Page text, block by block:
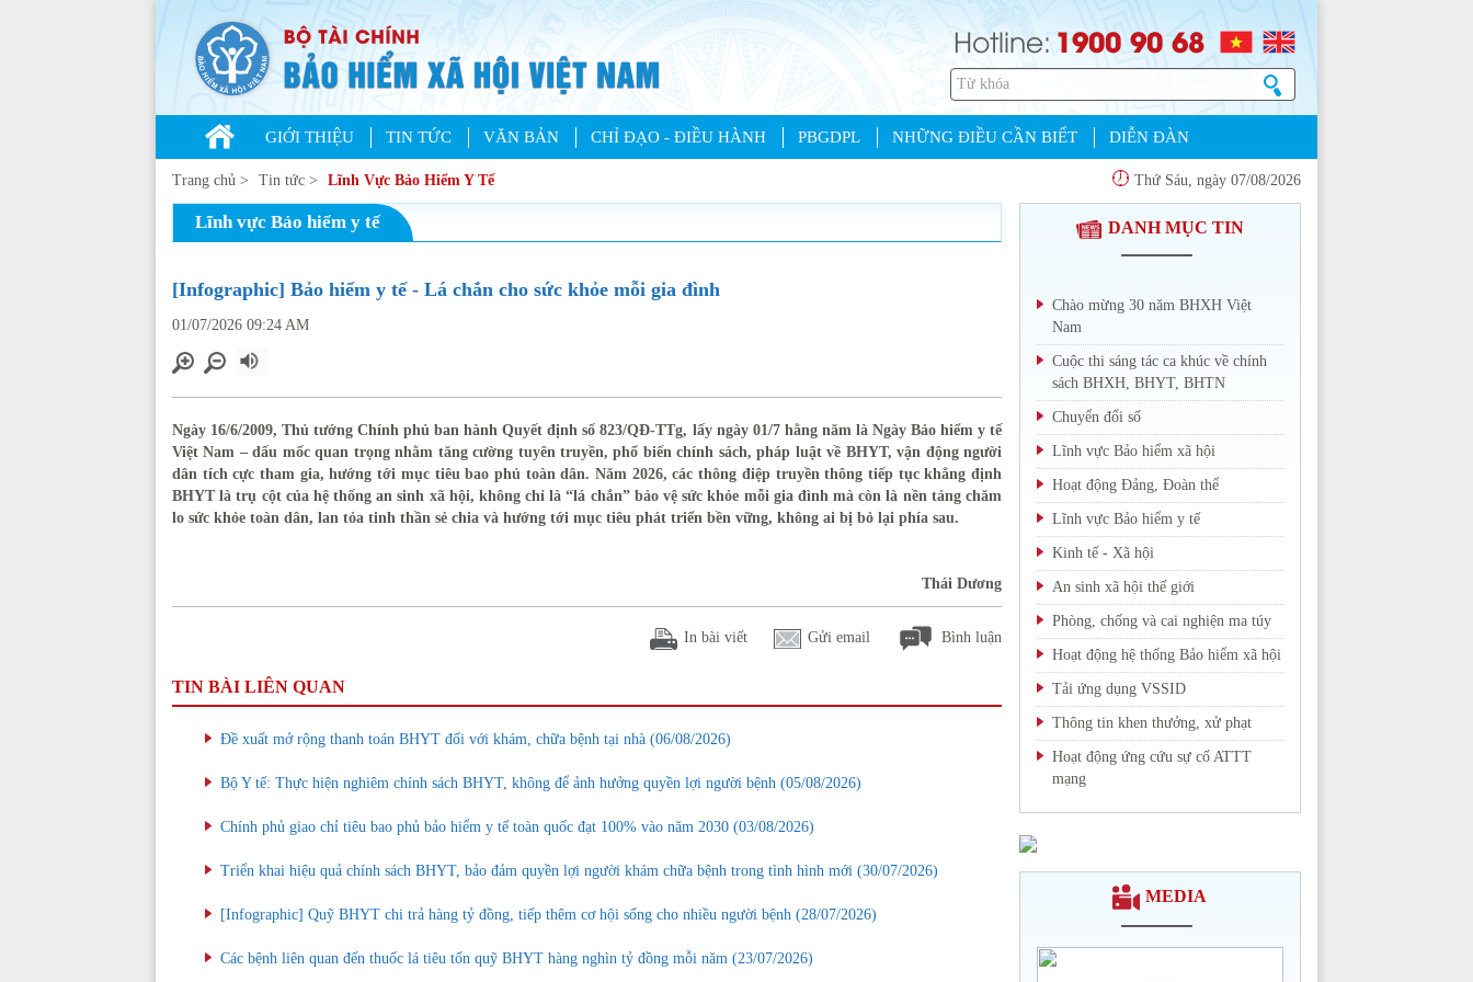
Hotline:1900 90 68
GIỚI THIỆU TIN TỨC VĂN BẢN CHỈ ĐẠO - ĐIỀU HÀNH PBGDPL NHỮNG ĐIỀU CẦN BIẾT DIỄN ĐÀN
Trang chủ > Tin tức > Lĩnh Vực Bảo Hiểm Y Tế Thứ Sáu, ngày 07/08/2026
Lĩnh vực Bảo hiểm y tế
[Infographic] Bảo hiểm y tế - Lá chắn cho sức khỏe mỗi gia đình
01/07/2026 09:24 AM
Ngày 16/6/2009, Thủ tướng Chính phủ ban hành Quyết định số 823/QĐ-TTg, lấy ngày 01/7 hằng năm là Ngày Bảo hiểm y tế
Việt Nam – dấu mốc quan trọng nhằm tăng cường tuyên truyền, phổ biến chính sách, pháp luật về BHYT, vận động người
dân tích cực tham gia, hướng tới mục tiêu bao phủ toàn dân. Năm 2026, các thông điệp truyền thông tiếp tục khẳng định
BHYT là trụ cột của hệ thống an sinh xã hội, không chỉ là “lá chắn” bảo vệ sức khỏe mỗi gia đình mà còn là nền tảng chăm
lo sức khỏe toàn dân, lan tỏa tinh thần sẻ chia và hướng tới mục tiêu phát triển bền vững, không ai bị bỏ lại phía sau.
Thái Dương
In bài viết Gửi email Bình luận
TIN BÀI LIÊN QUAN
Đề xuất mở rộng thanh toán BHYT đối với khám, chữa bệnh tại nhà (06/08/2026)
Bộ Y tế: Thực hiện nghiêm chính sách BHYT, không để ảnh hưởng quyền lợi người bệnh (05/08/2026)
Chính phủ giao chỉ tiêu bao phủ bảo hiểm y tế toàn quốc đạt 100% vào năm 2030 (03/08/2026)
Triển khai hiệu quả chính sách BHYT, bảo đảm quyền lợi người khám chữa bệnh trong tình hình mới (30/07/2026)
[Infographic] Quỹ BHYT chi trả hàng tỷ đồng, tiếp thêm cơ hội sống cho nhiều người bệnh (28/07/2026)
Các bệnh liên quan đến thuốc lá tiêu tốn quỹ BHYT hàng nghìn tỷ đồng mỗi năm (23/07/2026)
DANH MỤC TIN
Chào mừng 30 năm BHXH Việt
Nam
Cuộc thi sáng tác ca khúc về chính
sách BHXH, BHYT, BHTN
Chuyển đổi số
Lĩnh vực Bảo hiểm xã hội
Hoạt động Đảng, Đoàn thể
Lĩnh vực Bảo hiểm y tế
Kinh tế - Xã hội
An sinh xã hội thế giới
Phòng, chống và cai nghiện ma túy
Hoạt động hệ thống Bảo hiểm xã hội
Tải ứng dụng VSSID
Thông tin khen thưởng, xử phạt
Hoạt động ứng cứu sự cố ATTT
mạng
MEDIA